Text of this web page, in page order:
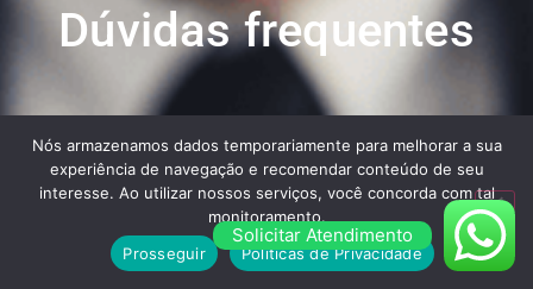
Dúvidas frequentes
clientes ao contratar os nossos serviços:
Solicitar Atendimento
Nós armazenamos dados temporariamente para melhorar a sua
experiência de navegação e recomendar conteúdo de seu
interesse. Ao utilizar nossos serviços, você concorda com tal
monitoramento.
Prosseguir
Políticas de Privacidade